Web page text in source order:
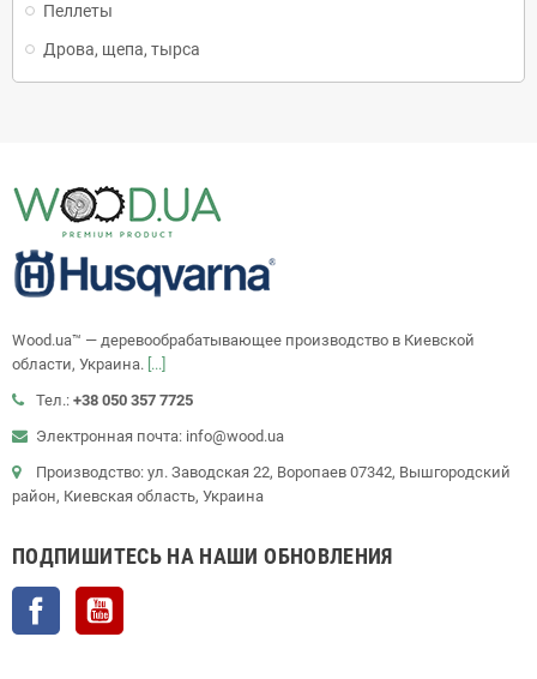
Пеллеты
Дрова, щепа, тырса
Wood.ua™ — деревообрабатывающее производство в Киевской
области, Украина. [...]
Тел.: +38 050 357 7725
Электронная почта: info@wood.ua
Производство: ул. Заводская 22, Воропаев 07342, Вышгородский
район, Киевская область, Украина
ПОДПИШИТЕСЬ НА НАШИ ОБНОВЛЕНИЯ
Facebook